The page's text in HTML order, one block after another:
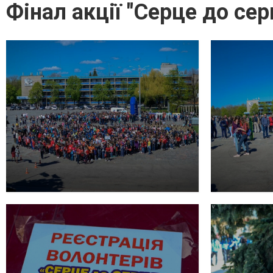
Фінал акції "Серце до